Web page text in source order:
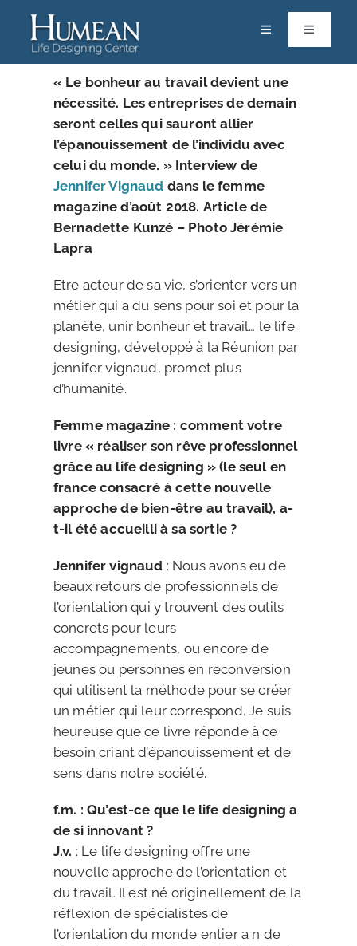
Passer
contenu
Toggle
Calendrier
Life Designers
Pôle Scientifique
Boutique
Mon espace
Toggle
Navigation
RACINES
ACCOMPAGNEMENTS & FORMATIONS
PARTAGES
« Le bonheur au travail devient une
nécessité. Les entreprises de demain
seront celles qui sauront allier
l’épanouissement de l’individu avec
celui du monde. » Interview de
Jennifer Vignaud dans le femme
magazine d’août 2018. Article de
Bernadette Kunzé – Photo Jérémie
Lapra
Etre acteur de sa vie, s’orienter vers un
métier qui a du sens pour soi et pour la
planète, unir bonheur et travail… le life
designing, développé à la Réunion par
jennifer vignaud, promet plus
d’humanité.
Femme magazine : comment votre
livre « réaliser son rêve professionnel
grâce au life designing » (le seul en
france consacré à cette nouvelle
approche de bien-être au travail), a-
t-il été accueilli à sa sortie ?
Jennifer vignaud : Nous avons eu de
beaux retours de professionnels de
l’orientation qui y trouvent des outils
concrets pour leurs
accompagnements, ou encore de
jeunes ou personnes en reconversion
qui utilisent la méthode pour se créer
un métier qui leur correspond. Je suis
heureuse que ce livre réponde à ce
besoin criant d’épanouissement et de
sens dans notre société.
f.m. : Qu’est-ce que le life designing a
de si innovant ?
J.v. : Le life designing offre une
nouvelle approche de l’orientation et
du travail. Il est né originellement de la
réflexion de spécialistes de
l’orientation du monde entier a n de